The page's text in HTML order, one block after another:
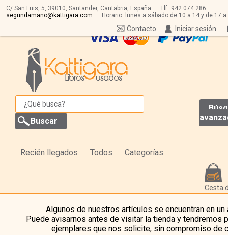
C/ San Luis, 5, 39010, Santander, Cantabria, España Tlf: 942 074 286
segundamano@kattigara.com
Horario: lunes a sábado de 10 a 14 y de 17 a
Iniciar sesión
Contacto
Recién llegados Todos Categorías
Cesta
Algunos de nuestros artículos se encuentran en un
Puede avisarnos antes de visitar la tienda y tendremos
ejemplares que nos solicite, sin compromiso de